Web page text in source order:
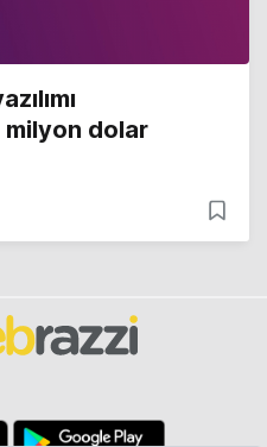
milyon dolar